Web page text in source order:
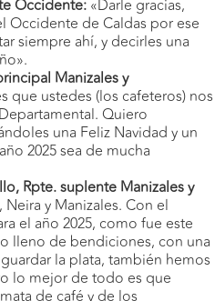
Occidente: «Darle gracias,
Occidente de Caldas por ese
siempre ahí, y decirles una
Manizales y
que ustedes (los cafeteros) nos
Quiero
una Feliz Navidad y un
2025 sea de mucha
Rpte. suplente Manizales y
y Manizales. Con el
el año 2025, como fue este
lleno de bendiciones, con una
la plata, también hemos
lo mejor de todo es que
de café y de los